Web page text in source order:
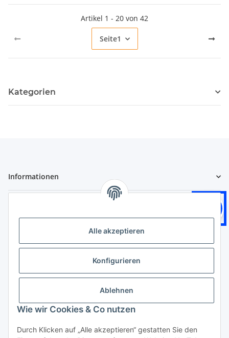
Alle akzeptieren
Konfigurieren
Ablehnen
Wie wir Cookies & Co nutzen
Durch Klicken auf „Alle akzeptieren“ gestatten Sie den
Artikel 1 - 20 von 42
Seite1
Kategorien
Informationen
Zahlungsarten